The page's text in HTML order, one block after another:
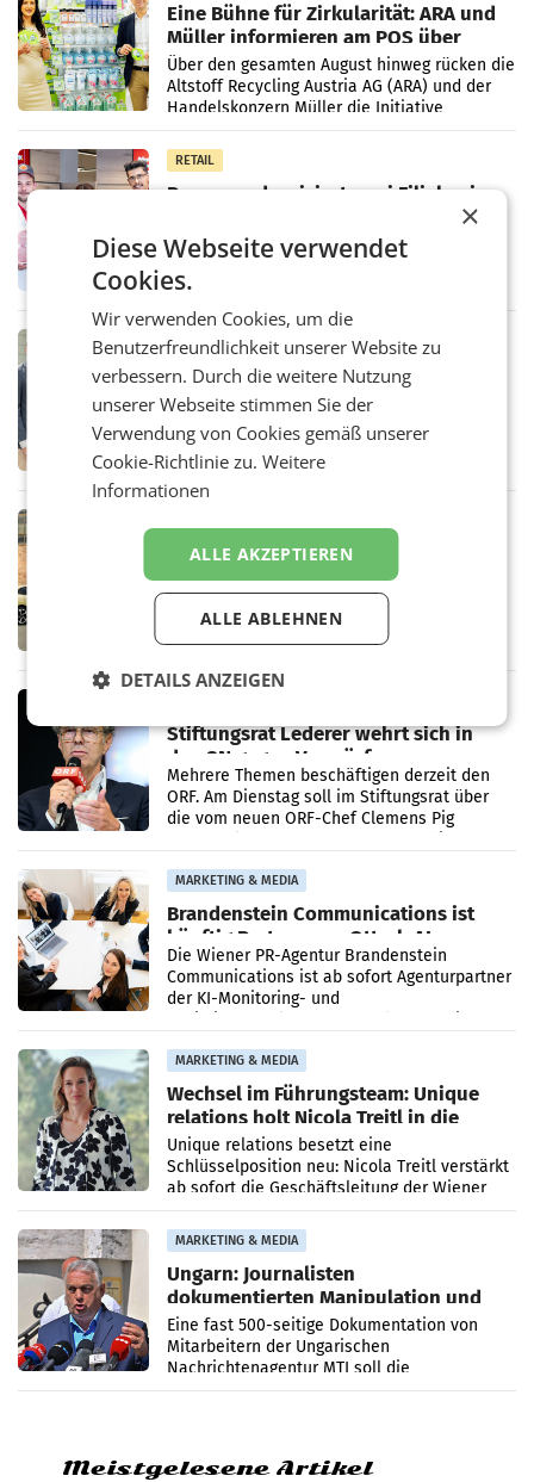
Eine Bühne für Zirkularität: ARA und
Müller informieren am POS über
Kreislauffähigkeit
Über den gesamten August hinweg rücken die
Altstoff Recycling Austria AG (ARA) und der
Handelskonzern Müller die Initiative
„Kreislauf-Helden“ in allen österreichischen
Müller-Filialen
RETAIL
Penny modernisiert zwei Filialen in
WIENER NEUDORF. – Im Rahmen einer
laufenden Modernisierungsoffensive
erneuert Penny zwei Filialen in Nieder- und
in Haag sowie im rund
Alles bereit für den Wechsel: Jürgen
Albrecht setzt ab 1.1.2027 auf Adeg
WIENER NEUDORF. – Die geplante
Zusammenarbeit zwischen Adeg und dem
Vorarlberger Kaufmann Jürgen Albrecht ist
Bundeswettbewerbsbehörde und der
Rekordergebnis im Juli: Leapmotor
verdoppelt Auslieferungen und
überschreitet die 100.000er-Marke
– Im Juli 2026 erreichte Leapmotor einen
wichtigen Meilenstein und lieferte weltweit
101.267 Fahrzeuge aus, womit sich das
Ergebnis gegenüber Juli 2025 mehr als
verdoppelte (+102
Stiftungsrat Lederer wehrt sich in
den SN gegen Vorwürfe
Mehrere Themen beschäftigen derzeit den
ORF. Am Dienstag soll im Stiftungsrat über
die vom neuen ORF-Chef Clemens Pig
MARKETING & MEDIA
Brandenstein Communications ist
künftig Partner von OtterlyAI
Die Wiener PR-Agentur Brandenstein
Communications ist ab sofort Agenturpartner
der KI-Monitoring- und
MARKETING & MEDIA
Wechsel im Führungsteam: Unique
relations holt Nicola Treitl in die
Geschäftsleitung
Unique relations besetzt eine
Schlüsselposition neu: Nicola Treitl verstärkt
ab sofort die Geschäftsleitung der Wiener
PR-Agentur an der Seite von Josef Kalina und
Anna Kalina-Mahr.
MARKETING & MEDIA
Ungarn: Journalisten
dokumentierten Manipulation und
Zensur
Eine fast 500-seitige Dokumentation von
Mitarbeitern der Ungarischen
Nachrichtenagentur MTI soll die
systematische Nachrichten-Manipulation und
Meistgelesene Artikel
×
Diese Webseite verwendet
Cookies.
Wir verwenden Cookies, um die
Benutzerfreundlichkeit unserer Website zu
verbessern. Durch die weitere Nutzung
unserer Webseite stimmen Sie der
Verwendung von Cookies gemäß unserer
Cookie-Richtlinie zu.Weitere
Informationen
ALLE AKZEPTIEREN
ALLE ABLEHNEN
DETAILS ANZEIGEN